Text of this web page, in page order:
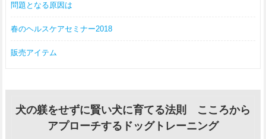
問題となる原因は
春のヘルスケアセミナー2018
販売アイテム
犬の躾をせずに賢い犬に育てる法則 こころから
アプローチするドッグトレーニング